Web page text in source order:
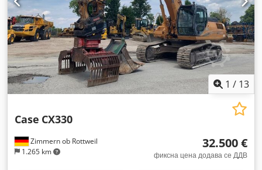
1 / 13
Zimmern ob Rottweil
1.265 km
Case CX330
32.500 €
фиксна цена додава се ДДВ